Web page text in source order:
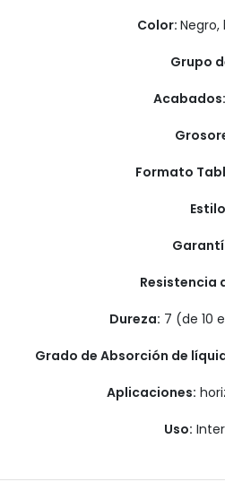
Color:
Grupo
Acabados:
Formato
Estilo
Resistencia
Dureza: 7 (de 10
Grado de Absorción de
Aplicaciones:
Uso: